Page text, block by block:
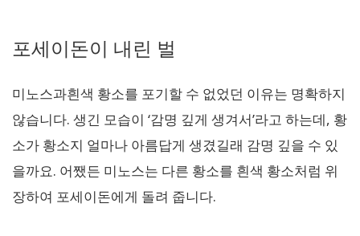
포세이돈이 내린 벌
미노스과흰색 황소를 포기할 수 없었던 이유는 명확하지
않습니다. 생긴 모습이 ‘감명 깊게 생겨서’라고 하는데, 황
소가 황소지 얼마나 아름답게 생겼길래 감명 깊을 수 있
을까요. 어쨌든 미노스는 다른 황소를 흰색 황소처럼 위
장하여 포세이돈에게 돌려 줍니다.